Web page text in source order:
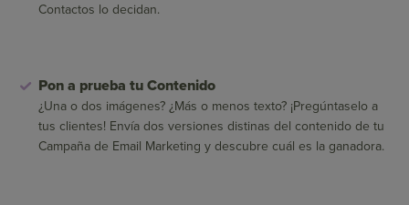
Contactos lo decidan.
Pon a prueba tu Contenido
¿Una o dos imágenes? ¿Más o menos texto? ¡Pregúntaselo a
tus clientes! Envía dos versiones distinas del contenido de tu
Campaña de Email Marketing y descubre cuál es la ganadora.